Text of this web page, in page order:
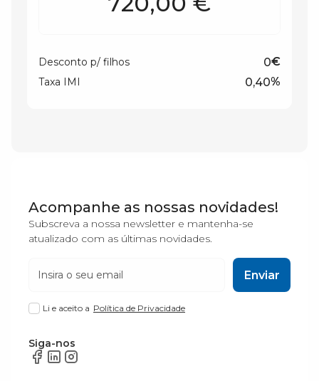
Desconto p/ filhos €
Taxa IMI %
Siga-nos
Acompanhe as nossas novidades!
Subscreva a nossa newsletter e mantenha-se
atualizado com as últimas novidades.
Li e aceito a Política de Privacidade
Enviar